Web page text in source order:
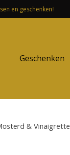
en geschenken!
Geschenken
& Vinaigrette